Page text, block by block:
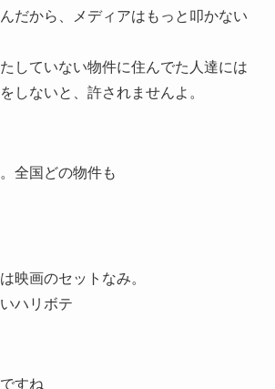
だから、メディアはもっと叩かない
していない物件に住んでた人達には
しないと、許されませんよ。
全国どの物件も
映画のセットなみ。
ハリボテ
すね